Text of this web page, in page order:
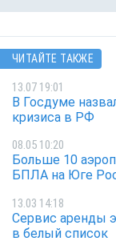
ЧИТАЙТЕ ТАКЖЕ
13.07 19:01
В Госдуме
кризиса в РФ
08.05 10:20
Больше 10
БПЛА на Юге
13.03 14:18
Сервис аренды
в белый список